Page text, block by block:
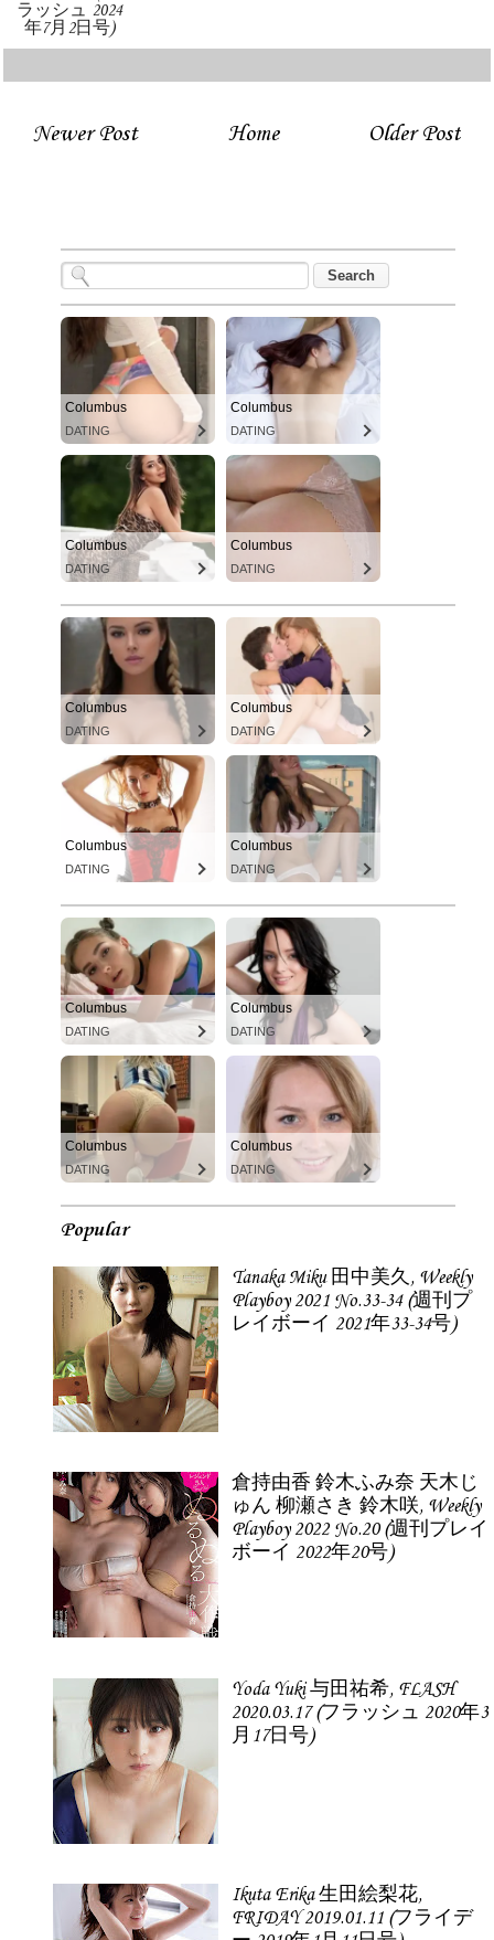
ラッシュ 2024
年7月2日号)
Newer Post Older Post
Home
Columbus
DATING
Columbus
DATING
Columbus
DATING
Columbus
DATING
Columbus
DATING
Columbus
DATING
Columbus
DATING
Columbus
DATING
Columbus
DATING
Columbus
DATING
Columbus
DATING
Columbus
DATING
Popular
Tanaka Miku 田中美久, Weekly
Playboy 2021 No.33-34 (週刊プ
レイボーイ 2021年33-34号)
倉持由香 鈴木ふみ奈 天木じ
ゅん 柳瀬さき 鈴木咲, Weekly
Playboy 2022 No.20 (週刊プレイ
ボーイ 2022年20号)
Yoda Yuki 与田祐希, FLASH
2020.03.17 (フラッシュ 2020年3
月17日号)
Ikuta Erika 生田絵梨花,
FRIDAY 2019.01.11 (フライデ